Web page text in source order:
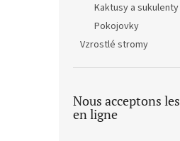
Kaktusy a sukulenty
Pokojovky
Vzrostlé stromy
Nous acceptons
en ligne